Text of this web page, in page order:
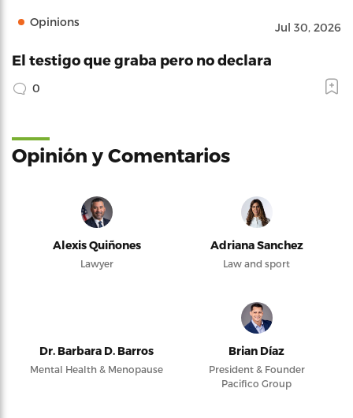
Opinions Jul 30, 2026
El testigo que graba pero no declara
0
Opinión y Comentarios
Alexis Quiñones
Lawyer
Adriana Sanchez
Law and sport
Dr. Barbara D. Barros
Mental Health & Menopause
Brian Díaz
President & Founder
Pacifico Group